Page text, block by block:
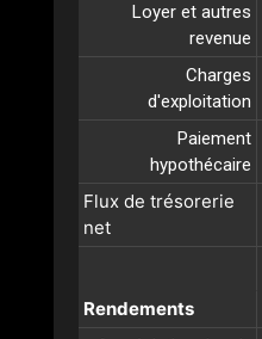
Loyer et autres
revenue
Charges
d'exploitation
Paiement
hypothécaire
Flux de trésorerie
net
Rendements